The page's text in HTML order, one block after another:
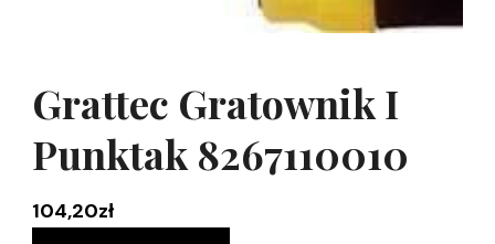
Grattec Gratownik I
Punktak 8267110010
104,20zł